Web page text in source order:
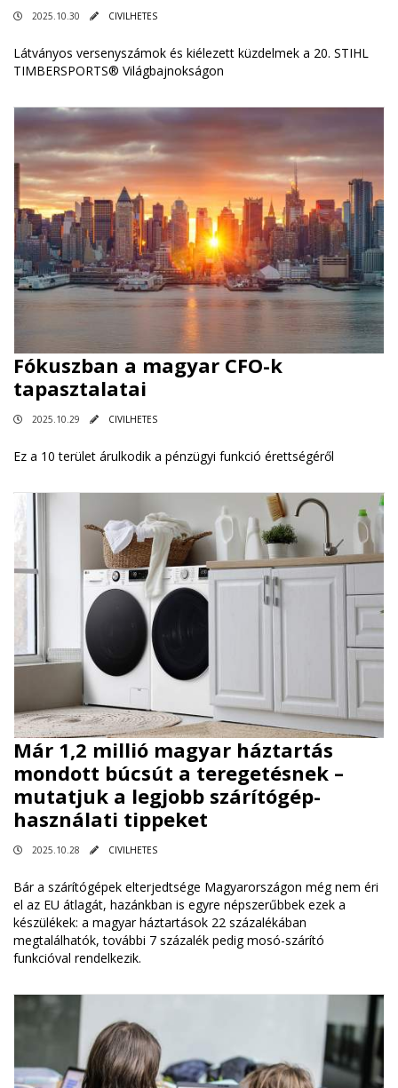
2025.10.30 CIVILHETES
Látványos versenyszámok és kiélezett küzdelmek a 20. STIHL
TIMBERSPORTS® Világbajnokságon
Fókuszban a magyar CFO-k
tapasztalatai
2025.10.29 CIVILHETES
Ez a 10 terület árulkodik a pénzügyi funkció érettségéről
Már 1,2 millió magyar háztartás
mondott búcsút a teregetésnek –
mutatjuk a legjobb szárítógép-
használati tippeket
2025.10.28 CIVILHETES
Bár a szárítógépek elterjedtsége Magyarországon még nem éri
el az EU átlagát, hazánkban is egyre népszerűbbek ezek a
készülékek: a magyar háztartások 22 százalékában
megtalálhatók, további 7 százalék pedig mosó-szárító
funkcióval rendelkezik.